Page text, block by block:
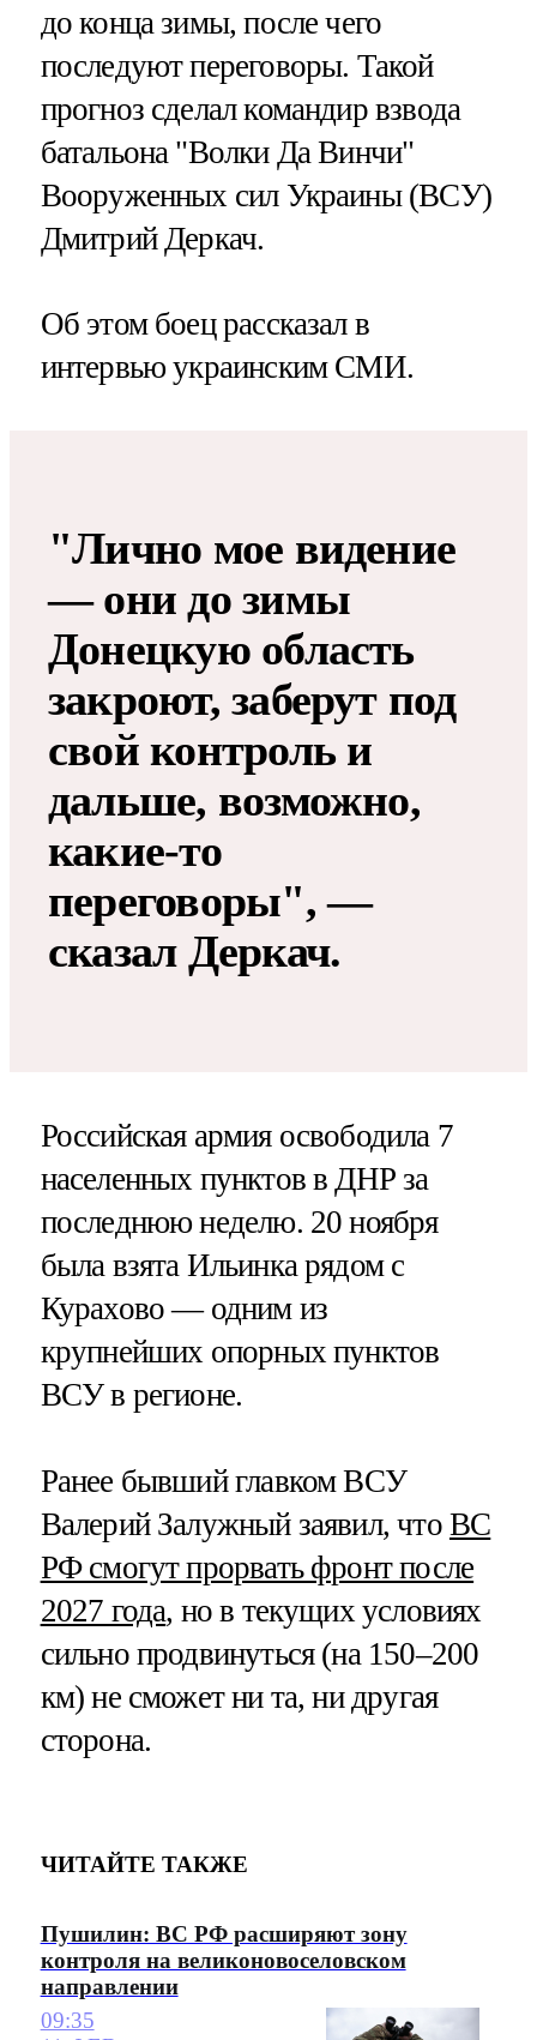
до конца зимы, после чего
последуют переговоры. Такой
прогноз сделал командир взвода
батальона "Волки Да Винчи"
Вооруженных сил Украины (ВСУ)
Дмитрий Деркач.
Об этом боец рассказал в
интервью украинским СМИ.
"Лично мое видение
— они до зимы
Донецкую область
закроют, заберут под
свой контроль и
дальше, возможно,
какие-то
переговоры", —
сказал Деркач.
Российская армия освободила 7
населенных пунктов в ДНР за
последнюю неделю. 20 ноября
была взята Ильинка рядом с
Курахово — одним из
крупнейших опорных пунктов
ВСУ в регионе.
Ранее бывший главком ВСУ
Валерий Залужный заявил, что ВС
РФ смогут прорвать фронт после
2027 года, но в текущих условиях
сильно продвинуться (на 150–200
км) не сможет ни та, ни другая
сторона.
ЧИТАЙТЕ ТАКЖЕ
Пушилин: ВС РФ расширяют зону
контроля на великоновоселовском
направлении
09:35